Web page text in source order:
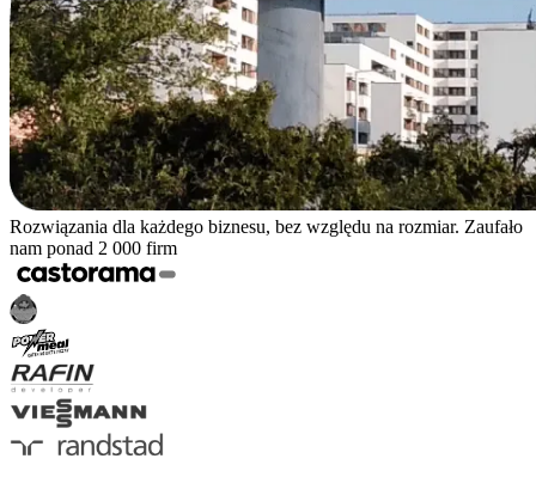
Rozwiązania dla każdego biznesu, bez względu na rozmiar. Zaufało
nam ponad 2 000 firm